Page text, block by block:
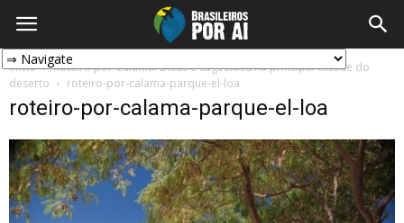
Início
Roteiro por Calama: Dicas e sugestões na principal cidade do
deserto
roteiro-por-calama-parque-el-loa
roteiro-por-calama-parque-el-loa